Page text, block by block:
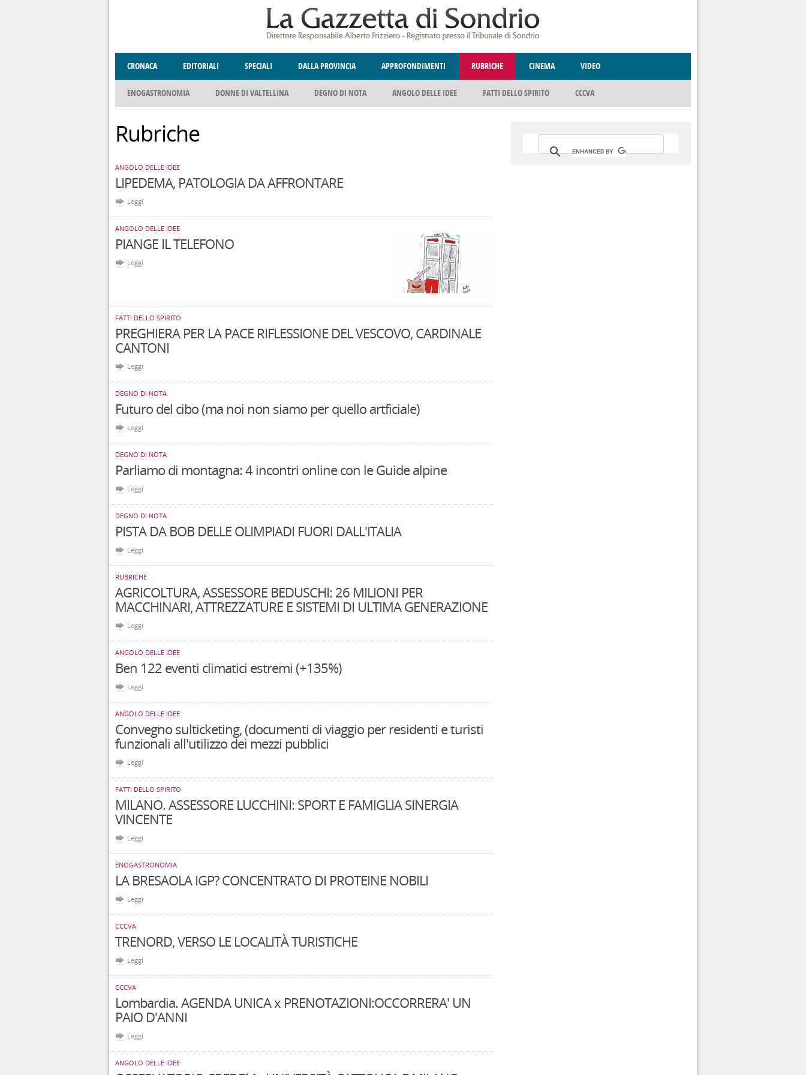
CRONACA EDITORIALI SPECIALI DALLA PROVINCIA APPROFONDIMENTI
SOCIETÀ COSTUME ECONOMIA GIUSTIZIA TERRITORIO CULTURA E SPETTACOLI POLITICA
RUBRICHE
ENOGASTRONOMIA DONNE DI VALTELLINA DEGNO DI NOTA ANGOLO DELLE IDEE FATTI DELLO SPIRITO CCCVA
CINEMA VIDEO
Rubriche
ANGOLO DELLE IDEE
LIPEDEMA, PATOLOGIA DA AFFRONTARE
Leggi
ANGOLO DELLE IDEE
PIANGE IL TELEFONO
Leggi
FATTI DELLO SPIRITO
PREGHIERA PER LA PACE RIFLESSIONE DEL VESCOVO, CARDINALE
CANTONI
Leggi
DEGNO DI NOTA
Futuro del cibo (ma noi non siamo per quello artficiale)
Leggi
DEGNO DI NOTA
Parliamo di montagna: 4 incontri online con le Guide alpine
Leggi
DEGNO DI NOTA
PISTA DA BOB DELLE OLIMPIADI FUORI DALL'ITALIA
Leggi
RUBRICHE
AGRICOLTURA, ASSESSORE BEDUSCHI: 26 MILIONI PER
MACCHINARI, ATTREZZATURE E SISTEMI DI ULTIMA GENERAZIONE
Leggi
ANGOLO DELLE IDEE
Ben 122 eventi climatici estremi (+135%)
Leggi
ANGOLO DELLE IDEE
Convegno sulticketing, (documenti di viaggio per residenti e turisti
funzionali all'utilizzo dei mezzi pubblici
Leggi
FATTI DELLO SPIRITO
MILANO. ASSESSORE LUCCHINI: SPORT E FAMIGLIA SINERGIA
VINCENTE
Leggi
ENOGASTRONOMIA
LA BRESAOLA IGP? CONCENTRATO DI PROTEINE NOBILI
Leggi
CCCVA
TRENORD, VERSO LE LOCALITÀ TURISTICHE
Leggi
CCCVA
Lombardia. AGENDA UNICA x PRENOTAZIONI:OCCORRERA' UN
PAIO D'ANNI
Leggi
ANGOLO DELLE IDEE